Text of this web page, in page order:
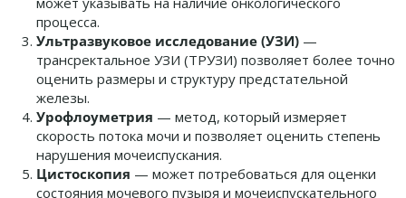
процесса.
Ультразвуковое исследование (УЗИ) —
трансректальное УЗИ (ТРУЗИ) позволяет более точно
оценить размеры и структуру предстательной
железы.
Урофлоуметрия — метод, который измеряет
скорость потока мочи и позволяет оценить степень
нарушения мочеиспускания.
Цистоскопия — может потребоваться для оценки
состояния мочевого пузыря и мочеиспускательного